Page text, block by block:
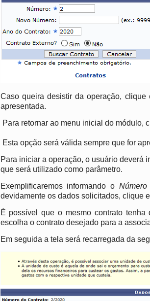
Caso queira desistir da operação,
apresentada.
Para retornar ao menu inicial do módulo,
Esta opção será válida sempre que for
Para iniciar a operação, o usuário deverá
que será utilizado como parâmetro.
Exempliﬁcaremos informando o
devidamente os dados solicitados, clique
É possível que o mesmo contrato
escolha o contrato desejado para a
Em seguida a tela será recarregada da